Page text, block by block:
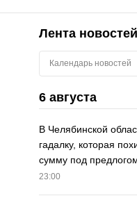
Лента новостей
Календарь новостей
6 августа
В Челябинской
гадалку, которая
сумму под
23:00